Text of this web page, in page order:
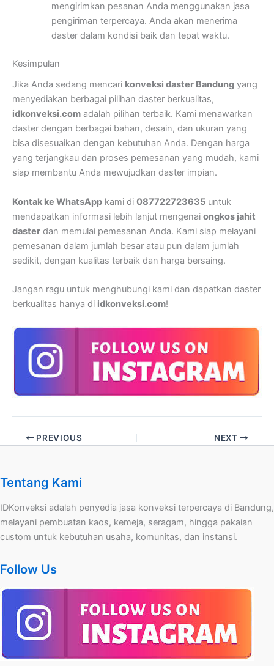
mengirimkan pesanan Anda menggunakan jasa
pengiriman terpercaya. Anda akan menerima
daster dalam kondisi baik dan tepat waktu.
Kesimpulan
Jika Anda sedang mencari konveksi daster Bandung yang
menyediakan berbagai pilihan daster berkualitas,
idkonveksi.com adalah pilihan terbaik. Kami menawarkan
daster dengan berbagai bahan, desain, dan ukuran yang
bisa disesuaikan dengan kebutuhan Anda. Dengan harga
yang terjangkau dan proses pemesanan yang mudah, kami
siap membantu Anda mewujudkan daster impian.
Kontak ke WhatsApp kami di 087722723635 untuk
mendapatkan informasi lebih lanjut mengenai ongkos jahit
daster dan memulai pemesanan Anda. Kami siap melayani
pemesanan dalam jumlah besar atau pun dalam jumlah
sedikit, dengan kualitas terbaik dan harga bersaing.
Jangan ragu untuk menghubungi kami dan dapatkan daster
berkualitas hanya di idkonveksi.com!
PREVIOUS NEXT
Tentang Kami
IDKonveksi adalah penyedia jasa konveksi terpercaya di Bandung,
melayani pembuatan kaos, kemeja, seragam, hingga pakaian
custom untuk kebutuhan usaha, komunitas, dan instansi.
Follow Us